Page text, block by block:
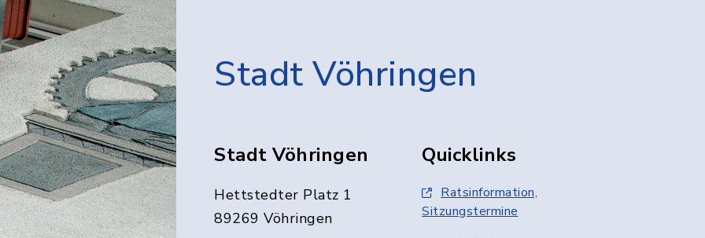
Stadt Vöhringen
Stadt Vöhringen
Hettstedter Platz 1
89269 Vöhringen
Quicklinks
Ratsinformation,
Sitzungstermine